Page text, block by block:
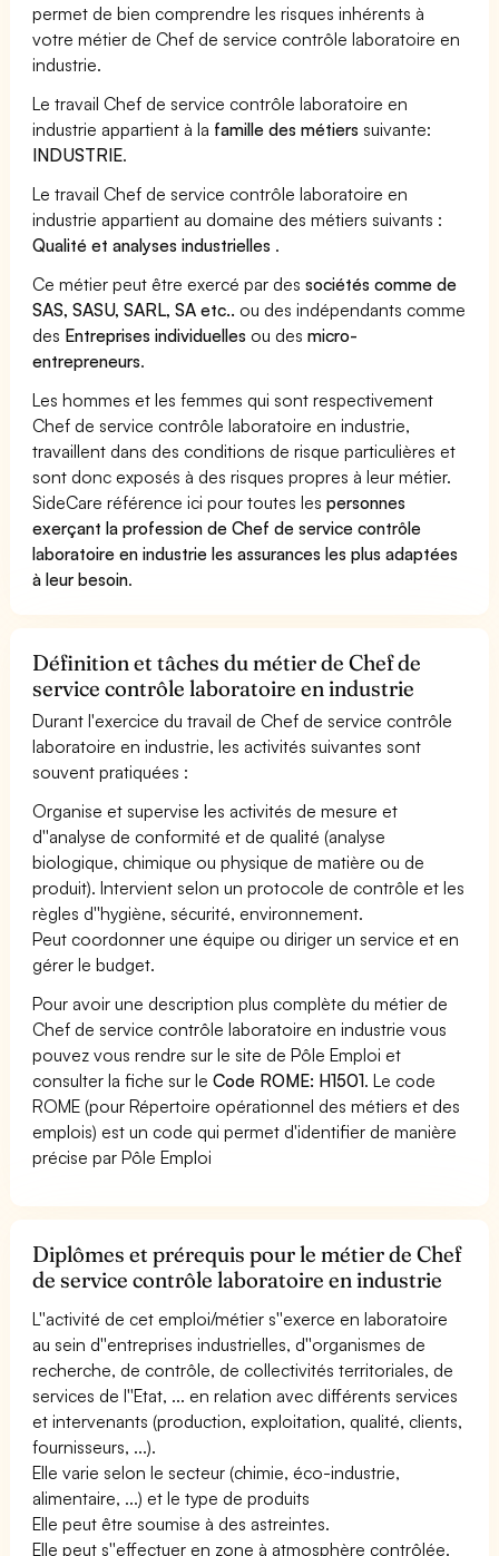
permet de bien comprendre les risques inhérents à
votre métier de Chef de service contrôle laboratoire en
industrie.
Le travail Chef de service contrôle laboratoire en
industrie appartient à la famille des métiers suivante:
INDUSTRIE.
Le travail Chef de service contrôle laboratoire en
industrie appartient au domaine des métiers suivants :
Qualité et analyses industrielles .
Ce métier peut être exercé par dessociétés comme de
SAS, SASU, SARL, SA etc.. ou des indépendants comme
des Entreprises individuelles ou desmicro-
entrepreneurs.
Les hommes et les femmes qui sont respectivement
Chef de service contrôle laboratoire en industrie,
travaillent dans des conditions de risque particulières et
sont donc exposés à des risques propres à leur métier.
SideCare référence ici pour toutes lespersonnes
exerçant la profession de Chef de service contrôle
laboratoire en industrie les assurances les plus adaptées
à leur besoin.
Définition et tâches du métier de Chef de
service contrôle laboratoire en industrie
Durant l'exercice du travail de Chef de service contrôle
laboratoire en industrie, les activités suivantes sont
souvent pratiquées :
Organise et supervise les activités de mesure et
d''analyse de conformité et de qualité (analyse
biologique, chimique ou physique de matière ou de
produit). Intervient selon un protocole de contrôle et les
règles d''hygiène, sécurité, environnement.
Peut coordonner une équipe ou diriger un service et en
gérer le budget.
Pour avoir une description plus complète du métier de
Chef de service contrôle laboratoire en industrie vous
pouvez vous rendre sur le site de Pôle Emploi et
consulter la fiche sur leCode ROME: H1501. Le code
ROME (pour Répertoire opérationnel des métiers et des
emplois) est un code qui permet d'identifier de manière
précise par Pôle Emploi
Diplômes et prérequis pour le métier de Chef
de service contrôle laboratoire en industrie
L''activité de cet emploi/métier s''exerce en laboratoire
au sein d''entreprises industrielles, d''organismes de
recherche, de contrôle, de collectivités territoriales, de
services de l''Etat, ... en relation avec différents services
et intervenants (production, exploitation, qualité, clients,
fournisseurs, ...).
Elle varie selon le secteur (chimie, éco-industrie,
alimentaire, ...) et le type de produits
Elle peut être soumise à des astreintes.
Elle peut s''effectuer en zone à atmosphère contrôlée.